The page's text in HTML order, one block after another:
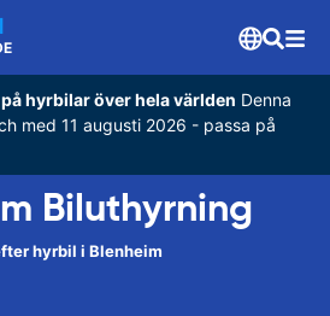
hyrbilar över hela världen Denna
med 11 augusti 2026 - passa på
Biluthyrning
hyrbil i Blenheim